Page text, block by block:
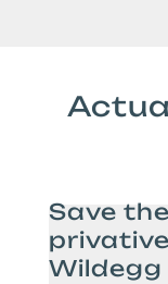
Save
Wildegg